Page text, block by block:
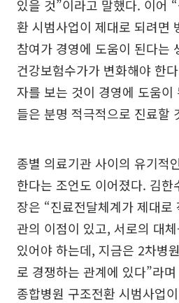
있을 것”이라고 말했다. 이어
환 시범사업이 제대로 되려면
참여가 경영에 도움이 된다는
건강보험수가가 변화해야 한
자를 보는 것이 경영에 도움이
들은 분명 적극적으로 진료할
종별 의료기관 사이의 유기적
한다는 조언도 이어졌다. 김한
장은 “진료전달체계가 제대로
관의 이점이 있고, 서로의 대
있어야 하는데, 지금은 2차병
로 경쟁하는 관계에 있다”라
종합병원 구조전환 시범사업